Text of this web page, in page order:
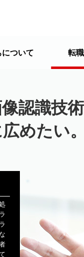
ついて 転
認識技
めたい。